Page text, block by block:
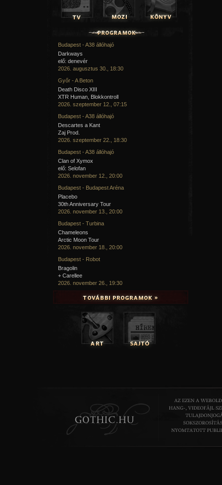
Budapest - A38 állóhajó
Darkways
elő: denevér
2026. augusztus 30., 18:30
Győr - A Beton
Death Disco XIII
XTR Human, Blokkontroll
2026. szeptember 12., 07:15
Budapest - A38 állóhajó
Descartes a Kant
Zaj Prod.
2026. szeptember 22., 18:30
Budapest - A38 állóhajó
Clan of Xymox
elő: Selofan
2026. november 12., 20:00
Budapest - Budapest Aréna
Placebo
30th Anniversary Tour
2026. november 13., 20:00
Budapest - Turbina
Chameleons
Arctic Moon Tour
2026. november 18., 20:00
Budapest - Robot
Bragolin
+ Carellee
2026. november 26., 19:30